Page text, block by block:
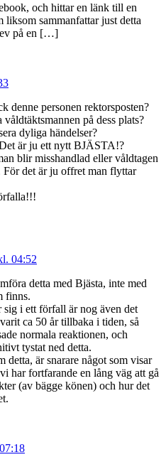
och hittar en länk till en
liksom sammanfattar just detta
på en […]
denne personen rektorsposten?
på dess plats?
dyliga händelser?
är ju ett nytt BJÄSTA!?
blir misshandlad eller våldtagen
För det är ju offret man flyttar
04:52
detta med Bjästa, inte med
finns.
i ett förfall är nog även det
ca 50 år tillbaka i tiden, så
normala reaktionen, och
tystat ned detta.
detta, är snarare något som visar
har fortfarande en lång väg att gå
(av bägge könen) och hur det